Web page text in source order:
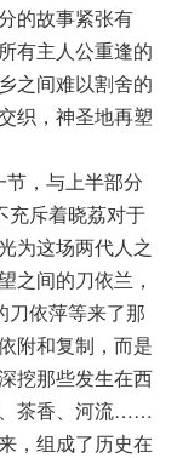
的故事紧张有
有主人公重逢的
之间难以割舍的
织，神圣地再塑
，与上半部分
充斥着晓荔对于
为这场两代人之
之间的刀依兰，
刀依萍等来了那
附和复制，而是
挖那些发生在西
、茶香、河流……
，组成了历史在